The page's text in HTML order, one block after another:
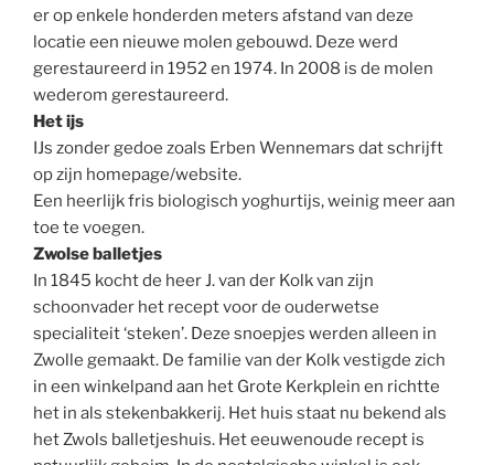
er op enkele honderden meters afstand van deze
locatie een nieuwe molen gebouwd. Deze werd
gerestaureerd in 1952 en 1974. In 2008 is de molen
wederom gerestaureerd.
Het ijs
IJs zonder gedoe zoals Erben Wennemars dat schrijft
op zijn homepage/website.
Een heerlijk fris biologisch yoghurtijs, weinig meer aan
toe te voegen.
Zwolse balletjes
In 1845 kocht de heer J. van der Kolk van zijn
schoonvader het recept voor de ouderwetse
specialiteit ‘steken’. Deze snoepjes werden alleen in
Zwolle gemaakt. De familie van der Kolk vestigde zich
in een winkelpand aan het Grote Kerkplein en richtte
het in als stekenbakkerij. Het huis staat nu bekend als
het Zwols balletjeshuis. Het eeuwenoude recept is